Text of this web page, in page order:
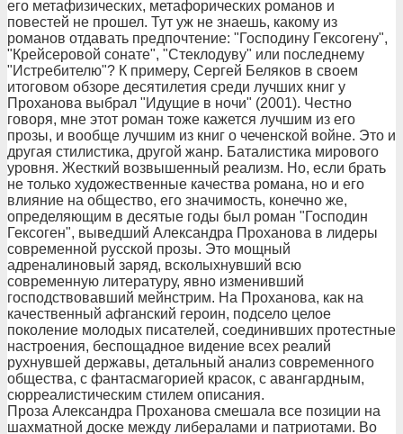
его метафизических, метафорических романов и
повестей не прошел. Тут уж не знаешь, какому из
романов отдавать предпочтение: "Господину Гексогену",
"Крейсеровой сонате", "Стеклодуву" или последнему
"Истребителю"? К примеру, Сергей Беляков в своем
итоговом обзоре десятилетия среди лучших книг у
Проханова выбрал "Идущие в ночи" (2001). Честно
говоря, мне этот роман тоже кажется лучшим из его
прозы, и вообще лучшим из книг о чеченской войне. Это и
другая стилистика, другой жанр. Баталистика мирового
уровня. Жесткий возвышенный реализм. Но, если брать
не только художественные качества романа, но и его
влияние на общество, его значимость, конечно же,
определяющим в десятые годы был роман "Господин
Гексоген", выведший Александра Проханова в лидеры
современной русской прозы. Это мощный
адреналиновый заряд, всколыхнувший всю
современную литературу, явно изменивший
господствовавший мейнстрим. На Проханова, как на
качественный афганский героин, подсело целое
поколение молодых писателей, соединивших протестные
настроения, беспощадное видение всех реалий
рухнувшей державы, детальный анализ современного
общества, с фантасмагорией красок, с авангардным,
сюрреалистическим стилем описания.
Проза Александра Проханова смешала все позиции на
шахматной доске между либералами и патриотами. Во